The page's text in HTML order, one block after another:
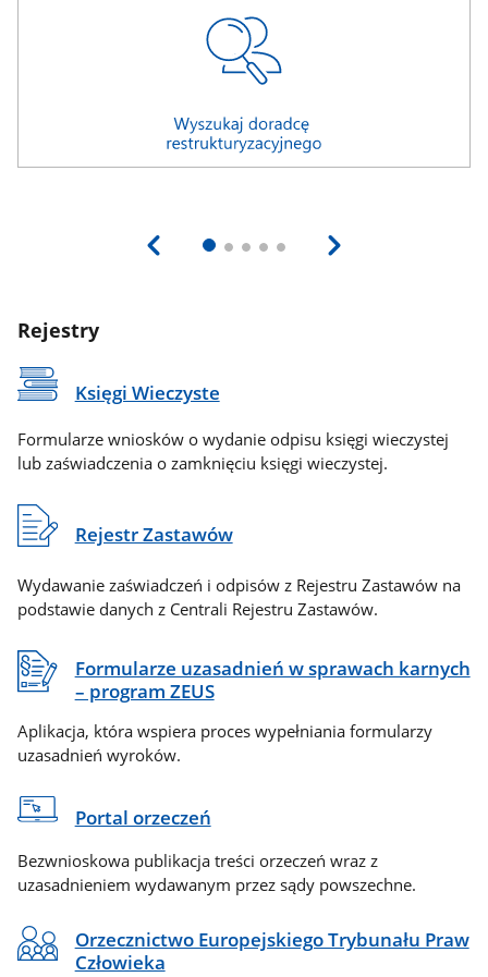
Rejestry
Księgi Wieczyste
Formularze wniosków o wydanie odpisu księgi wieczystej
lub zaświadczenia o zamknięciu księgi wieczystej.
Rejestr Zastawów
Wydawanie zaświadczeń i odpisów z Rejestru Zastawów na
podstawie danych z Centrali Rejestru Zastawów.
Formularze uzasadnień w sprawach karnych
– program ZEUS
Aplikacja, która wspiera proces wypełniania formularzy
uzasadnień wyroków.
Portal orzeczeń
Bezwnioskowa publikacja treści orzeczeń wraz z
uzasadnieniem wydawanym przez sądy powszechne.
Orzecznictwo Europejskiego Trybunału Praw
Człowieka